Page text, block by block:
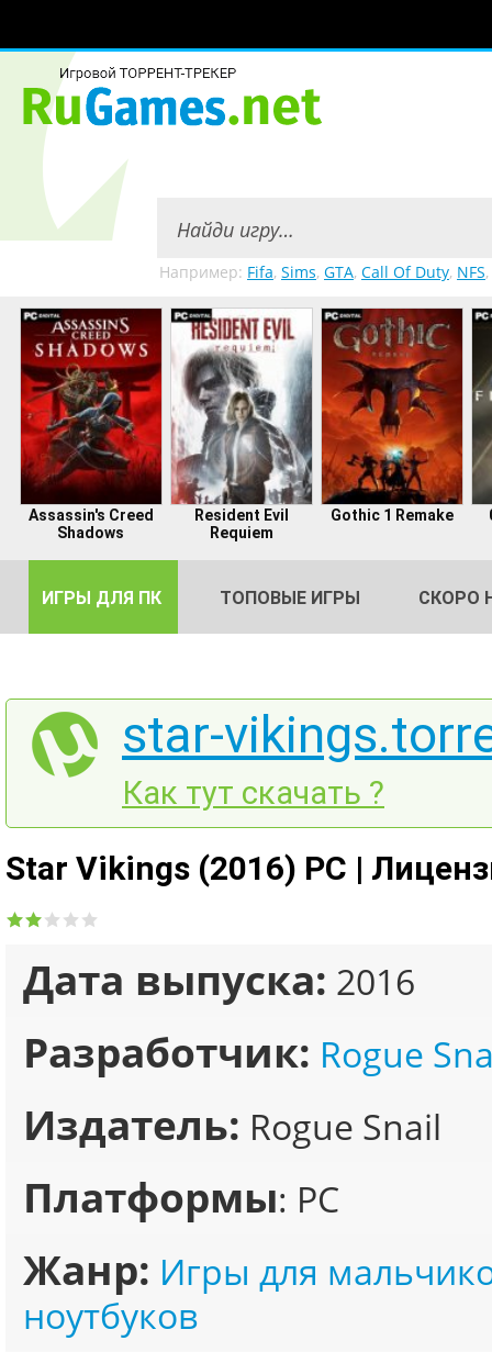
Например: Fifa, Sims, GTA, Call Of Duty, NFS,
Assassin's Creed
Shadows
Resident Evil
Requiem
Gothic 1 Remake
ИГРЫ ДЛЯ ПК ТОПОВЫЕ ИГРЫ СКОРО
star-
Как тут скачать ?
Star Vikings (2016) PC |
Дата выпуска: 2016
Разработчик: Rogue
Издатель: Rogue Snail
Платформы: PC
Жанр: Игры для
ноутбуков